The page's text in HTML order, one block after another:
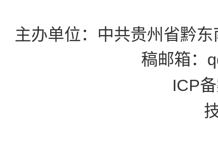
主办单位：中共贵州省黔
稿邮箱：
ICP